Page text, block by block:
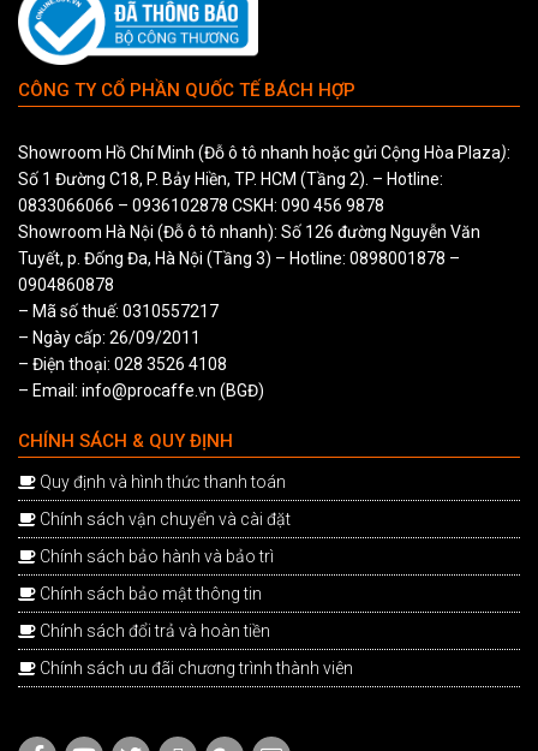
CÔNG TY CỔ PHẦN QUỐC TẾ BÁCH HỢP
Showroom Hồ Chí Minh (Đỗ ô tô nhanh hoặc gửi Cộng Hòa Plaza):
Số 1 Đường C18, P. Bảy Hiền, TP. HCM (Tầng 2). – Hotline:
0833066066 – 0936102878 CSKH: 090 456 9878
Showroom Hà Nội (Đỗ ô tô nhanh): Số 126 đường Nguyễn Văn
Tuyết, p. Đống Đa, Hà Nội (Tầng 3) – Hotline: 0898001878 –
0904860878
– Mã số thuế: 0310557217
– Ngày cấp: 26/09/2011
– Điện thoại: 028 3526 4108
– Email: info@procaffe.vn (BGĐ)
CHÍNH SÁCH & QUY ĐỊNH
Quy định và hình thức thanh toán
Chính sách vận chuyển và cài đặt
Chính sách bảo hành và bảo trì
Chính sách bảo mật thông tin
Chính sách đổi trả và hoàn tiền
Chính sách ưu đãi chương trình thành viên